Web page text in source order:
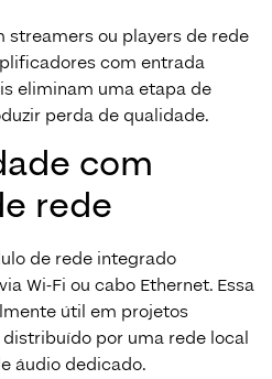
streamers ou players de rede
com entrada
eliminam uma etapa de
perda de qualidade.
com
rede
de rede integrado
Wi-Fi ou cabo Ethernet. Essa
útil em projetos
por uma rede local
áudio dedicado.